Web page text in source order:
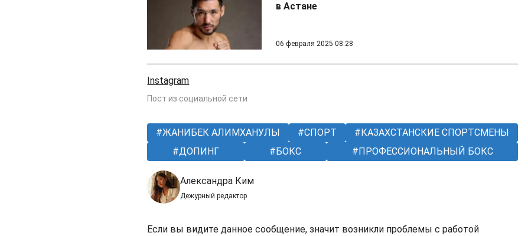
в Астане
06 февраля 2025 08:28
Instagram
Пост из социальной сети
ЖАНИБЕК АЛИМХАНУЛЫ СПОРТ
КАЗАХСТАНСКИЕ СПОРТСМЕНЫ
ДОПИНГ
БОКС ПРОФЕССИОНАЛЬНЫЙ БОКС
Александра Ким
Дежурный редактор
Если вы видите данное сообщение, значит возникли проблемы с работой